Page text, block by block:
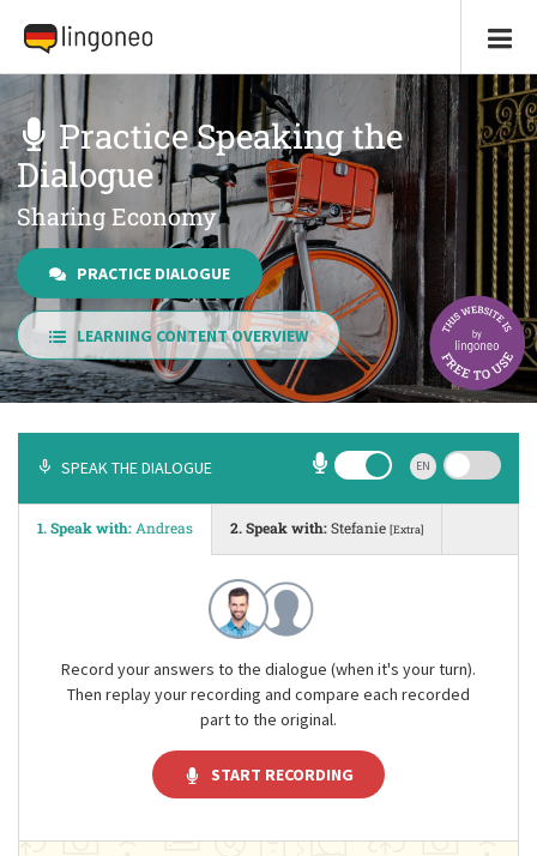
Practice Speaking the
Dialogue
Sharing Economy
PRACTICE DIALOGUE
LEARNING CONTENT OVERVIEW
SPEAK THE DIALOGUE EN
1. Speak with: Andreas 2. Speak with:Stefanie [Extra]
Record your answers to the dialogue (when it's your turn).
Then replay your recording and compare each recorded
part to the original.
START RECORDING